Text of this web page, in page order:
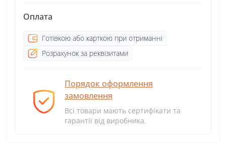
Оплата
Готівкою або карткою при отриманні
Розрахунок за реквізитами
Порядок оформлення
замовлення
Всі товари мають сертифікати та
гарантії від виробника.